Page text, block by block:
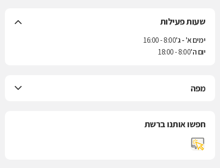
שעות פעילות
ימים א' - ג'8:00 - 16:00
יום ה'8:00 - 18:00
מפה
חפשו אותנו ברשת